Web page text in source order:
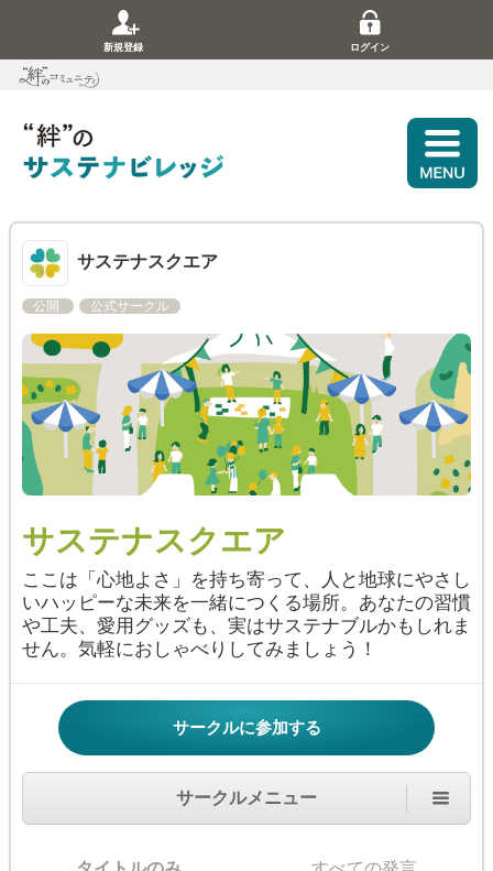
新規登録 ログイン
サステナスクエア
公開 公式サークル
サステナスクエア
ここは「心地よさ」を持ち寄って、人と地球にやさし
いハッピーな未来を一緒につくる場所。あなたの習慣
や工夫、愛用グッズも、実はサステナブルかもしれま
せん。気軽におしゃべりしてみましょう！
サークルに参加する
サークルメニュー